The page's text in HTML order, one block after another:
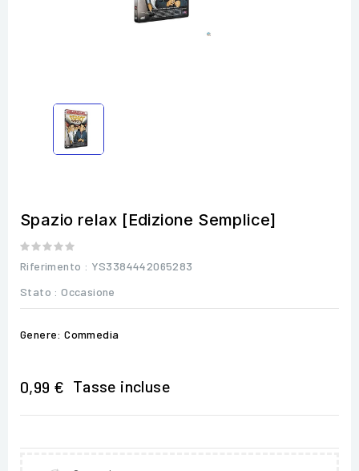
Spazio relax [Edizione Semplice]
Riferimento : YS3384442065283
Stato : Occasione
Genere: Commedia
0,99 € Tasse incluse